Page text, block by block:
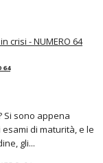
64
Si sono appena
di maturità, e le
gli...